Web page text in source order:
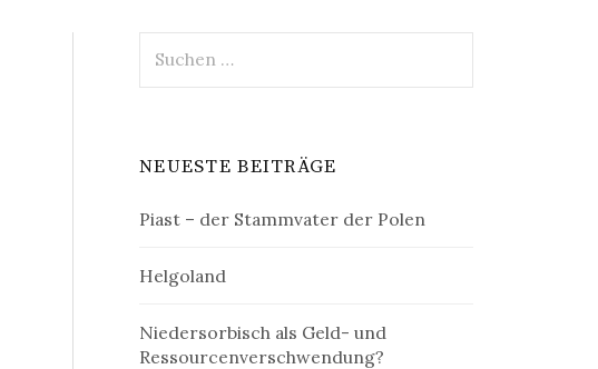
nach:
NEUESTE BEITRÄGE
Piast – der Stammvater der Polen
Helgoland
Niedersorbisch als Geld- und
Ressourcenverschwendung?